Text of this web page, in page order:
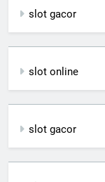
slot gacor
slot online
slot gacor